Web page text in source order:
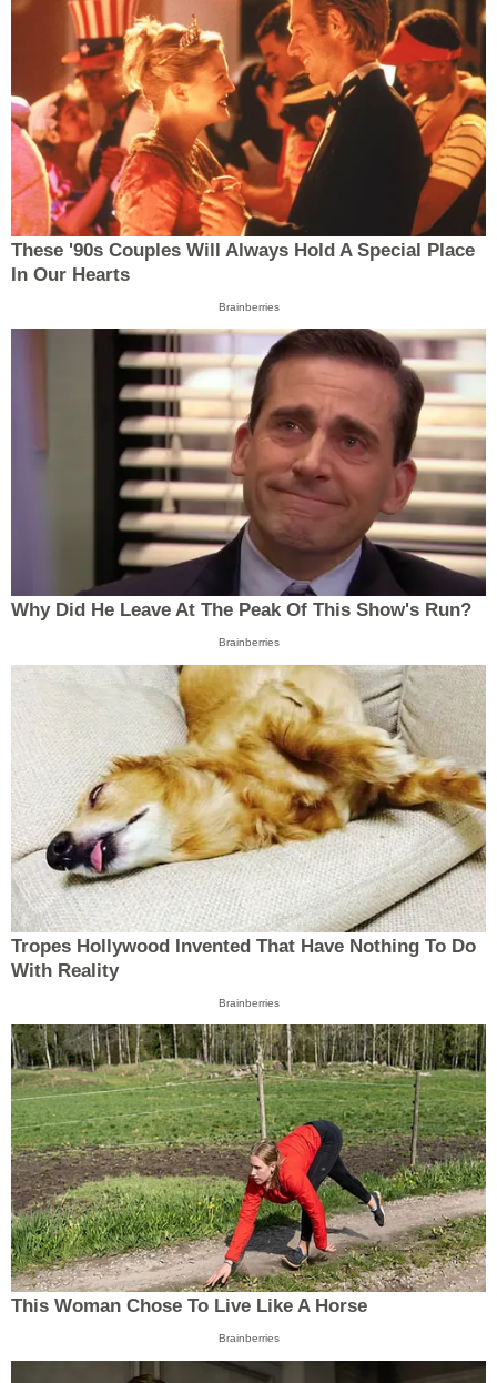
These '90s Couples Will Always Hold A Special Place
In Our Hearts
Brainberries
Why Did He Leave At The Peak Of This Show's Run?
Brainberries
Tropes Hollywood Invented That Have Nothing To Do
With Reality
Brainberries
This Woman Chose To Live Like A Horse
Brainberries